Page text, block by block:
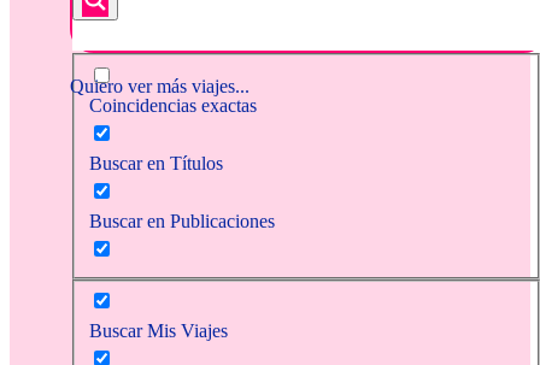
Quiero ver más viajes...
Coincidencias exactas
Buscar en Títulos
Buscar en Publicaciones
Buscar Mis Viajes